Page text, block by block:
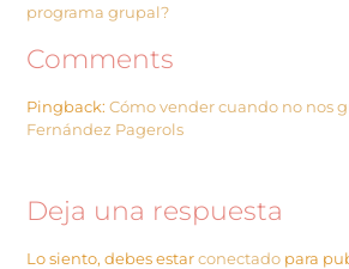
programa grupal?
Comments
Pingback: Cómo vender cuando no nos
Fernández Pagerols
Deja una respuesta
Lo siento, debes estarconectado para